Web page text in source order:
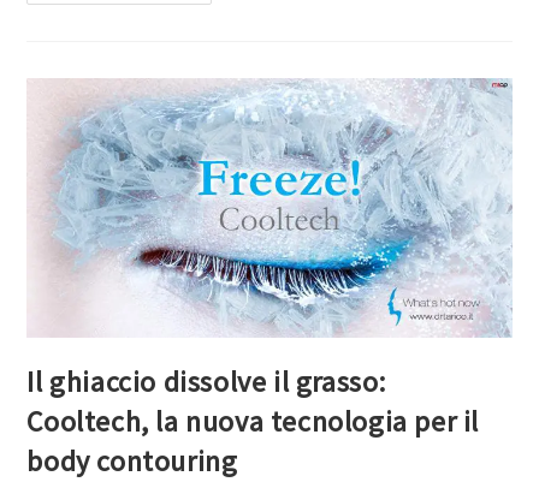
Il ghiaccio dissolve il grasso:
Cooltech, la nuova tecnologia per il
body contouring